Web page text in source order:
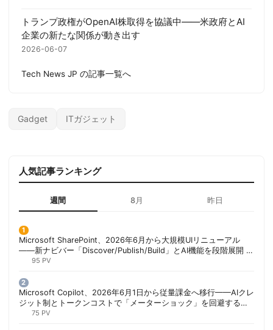
トランプ政権がOpenAI株取得を協議中——米政府とAI
企業の新たな関係が動き出す
2026-06-07
Tech News JP の記事一覧へ
Gadget ITガジェット
人気記事ランキング
週間 8月 昨日
Microsoft SharePoint、2026年6月から大規模UIリニューアル
——新ナビバー「Discover/Publish/Build」とAI機能を段階展開 |
胡田昌彦
95 PV
Microsoft Copilot、2026年6月1日から従量課金へ移行——AIクレ
ジット制とトークンコストで「メーターショック」を回避する方
法 | 胡田昌彦
75 PV